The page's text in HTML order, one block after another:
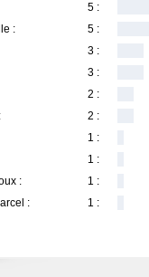
5 :
:
5 :
3 :
3 :
2 :
2 :
1 :
1 :
:
1 :
:
1 :